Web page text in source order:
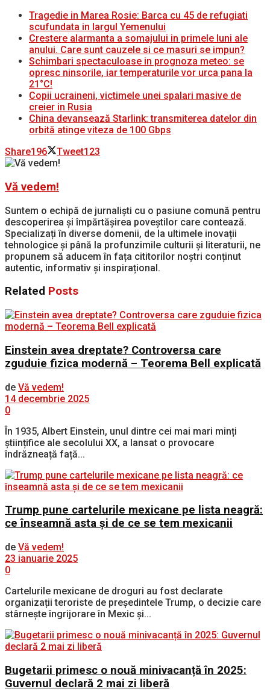
Tragedie in Marea Rosie: Barca cu 45 de refugiati
scufundata in largul Yemenului
Crestere alarmanta a somajului in primele luni ale
anului. Care sunt cauzele si ce masuri se impun?
Schimbari spectaculoase in prognoza meteo: se
opresc ninsorile, iar temperaturile vor urca pana la
21°C!
Copii ucraineni, victimele unei spalari masive de
creier in Rusia
China devansează Starlink: transmiterea datelor din
orbită atinge viteza de 100 Gbps
Share196 Tweet123
Vă vedem!
Suntem o echipă de jurnaliști cu o pasiune comună pentru
descoperirea și împărtășirea poveștilor care contează.
Specializați în diverse domenii, de la ultimele inovații
tehnologice și până la profunzimile culturii și literaturii, ne
propunem să aducem în fața cititorilor noștri conținut
autentic, informativ și inspirațional.
Related Posts
Einstein avea dreptate? Controversa care
zguduie fizica modernă – Teorema Bell explicată
de Vă vedem!
14 decembrie 2025
0
În 1935, Albert Einstein, unul dintre cei mai mari minți
științifice ale secolului XX, a lansat o provocare
îndrăzneață față...
Trump pune cartelurile mexicane pe lista neagră:
ce înseamnă asta și de ce se tem mexicanii
de Vă vedem!
23 ianuarie 2025
0
Cartelurile mexicane de droguri au fost declarate
organizații teroriste de președintele Trump, o decizie care
stârnește îngrijorare în Mexic și...
Bugetarii primesc o nouă minivacanță în 2025:
Guvernul declară 2 mai zi liberă